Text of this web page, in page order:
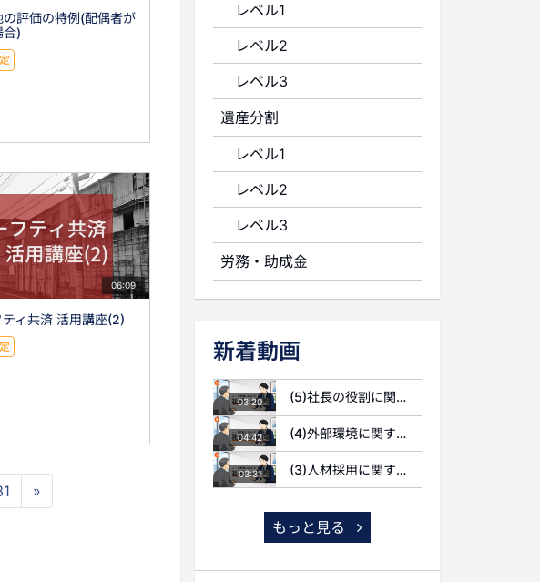
評価の特例(配偶者が
合)
06:09
ィ共済 活用講座(2)
»
レベル1
レベル2
レベル3
遺産分割
レベル1
レベル2
レベル3
労務・助成金
新着動画
03:20 (5)社長の役割に関する質問
04:42 (4)外部環境に関する質問
03:31 (3)人材採用に関する質問
もっと見る